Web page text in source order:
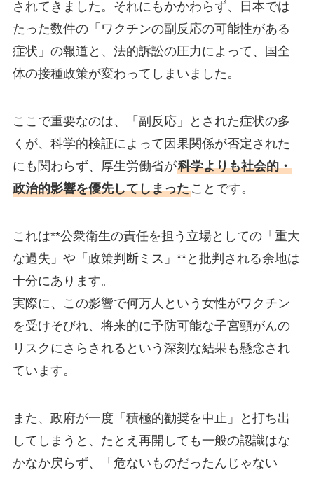
されてきました。それにもかかわらず、日本では
たった数件の「ワクチンの副反応の可能性がある
症状」の報道と、法的訴訟の圧力によって、国全
体の接種政策が変わってしまいました。
ここで重要なのは、「副反応」とされた症状の多
くが、科学的検証によって因果関係が否定された
にも関わらず、厚生労働省が科学よりも社会的・
政治的影響を優先してしまったことです。
これは**公衆衛生の責任を担う立場としての「重大
な過失」や「政策判断ミス」**と批判される余地は
十分にあります。
実際に、この影響で何万人という女性がワクチン
を受けそびれ、将来的に予防可能な子宮頸がんの
リスクにさらされるという深刻な結果も懸念され
ています。
また、政府が一度「積極的勧奨を中止」と打ち出
してしまうと、たとえ再開しても一般の認識はな
かなか戻らず、「危ないものだったんじゃない